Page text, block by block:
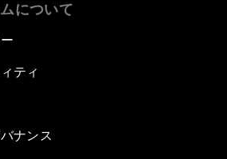
について
ティ
ナンス